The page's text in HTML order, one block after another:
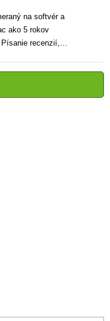
na softvér a
ako 5 rokov
recenzií,
ktoré pomáhajú
a využiť moderné